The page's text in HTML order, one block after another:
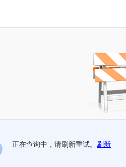
正在查询中，请刷新重试。 刷新